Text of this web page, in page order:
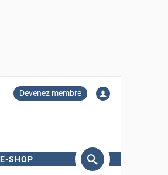
Devenez membre
E-SHOP